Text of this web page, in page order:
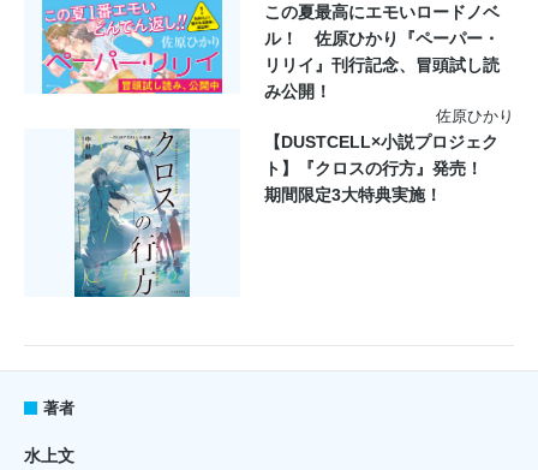
この夏最高にエモいロードノベ
ル！ 佐原ひかり『ペーパー・
リリイ』刊行記念、冒頭試し読
み公開！
佐原ひかり
【DUSTCELL×小説プロジェク
ト】『クロスの行方』発売！
期間限定3大特典実施！
著者
水上文